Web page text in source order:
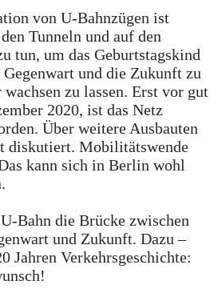
von U-Bahnzügen ist
Tunneln und auf den
tun, um das Geburtstagskind
und die Zukunft zu
zu lassen. Erst vor gut
2020, ist das Netz
Über weitere Ausbauten
diskutiert. Mobilitätswende
kann sich in Berlin wohl
Bahn die Brücke zwischen
und Zukunft. Dazu –
Jahren Verkehrsgeschichte: